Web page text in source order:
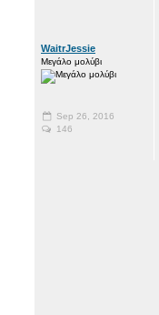
WaitrJessie
Μεγάλο μολύβι
Sep 26, 2016
146